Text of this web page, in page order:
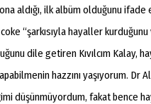
ona aldığı, ilk albüm olduğunu
“şarkısıyla hayaller
dile getiren Kıvılcım Kalay,
hazzını yaşıyorum. Dr
düşünmüyordum, fakat bence